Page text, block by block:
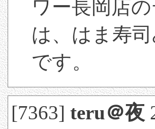
ワー長岡店
は、はま寿
です。
[7363]teru＠夜